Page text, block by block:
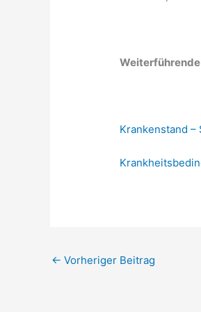
Krankenstand
← Vorheriger Beitrag